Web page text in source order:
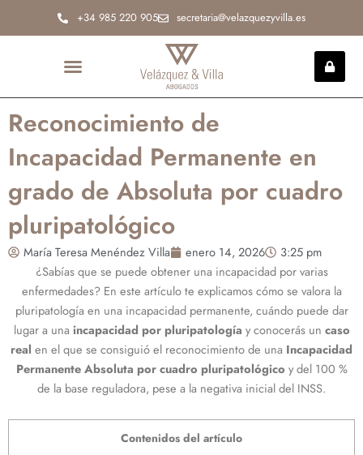
+34 985 220 905 secretaria@velazquezyvilla.es
Reconocimiento de
Incapacidad Permanente en
grado de Absoluta por cuadro
pluripatológico
María Teresa Menéndez Villa enero 14, 2026
3:25 pm
¿Sabías que se puede obtener una incapacidad por varias
enfermedades? En este artículo te explicamos cómo se valora la
pluripatología en una incapacidad permanente, cuándo puede dar
lugar a una incapacidad por pluripatología y conocerás un caso
real en el que se consiguió el reconocimiento de una Incapacidad
Permanente Absoluta por cuadro pluripatológico y del 100 %
de la base reguladora, pese a la negativa inicial del INSS.
Contenidos del artículo